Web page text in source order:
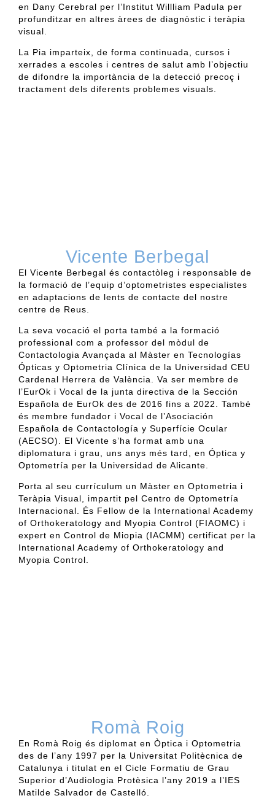
en Dany Cerebral per l’Institut Willliam Padula per
profunditzar en altres àrees de diagnòstic i teràpia
visual.
La Pia imparteix, de forma continuada, cursos i
xerrades a escoles i centres de salut amb l’objectiu
de difondre la importància de la detecció precoç i
tractament dels diferents problemes visuals.
Vicente Berbegal
El Vicente Berbegal és contactòleg i responsable de
la formació de l’equip d’optometristes especialistes
en adaptacions de lents de contacte del nostre
centre de Reus.
La seva vocació el porta també a la formació
professional com a professor del mòdul de
Contactologia Avançada al Màster en Tecnologías
Ópticas y Optometria Clínica de la Universidad CEU
Cardenal Herrera de València. Va ser membre de
l’EurOk i Vocal de la junta directiva de la Sección
Española de EurOk des de 2016 fins a 2022. També
és membre fundador i Vocal de l’Asociación
Española de Contactología y Superfície Ocular
(AECSO). El Vicente s’ha format amb una
diplomatura i grau, uns anys més tard, en Óptica y
Optometría per la Universidad de Alicante.
Porta al seu currículum un Màster en Optometria i
Teràpia Visual, impartit pel Centro de Optometría
Internacional. És Fellow de la International Academy
of Orthokeratology and Myopia Control (FIAOMC) i
expert en Control de Miopia (IACMM) certificat per la
International Academy of Orthokeratology and
Myopia Control.
Romà Roig
En Romà Roig és diplomat en Òptica i Optometria
des de l’any 1997 per la Universitat Politècnica de
Catalunya i titulat en el Cicle Formatiu de Grau
Superior d’Audiologia Protèsica l’any 2019 a l’IES
Matilde Salvador de Castelló.